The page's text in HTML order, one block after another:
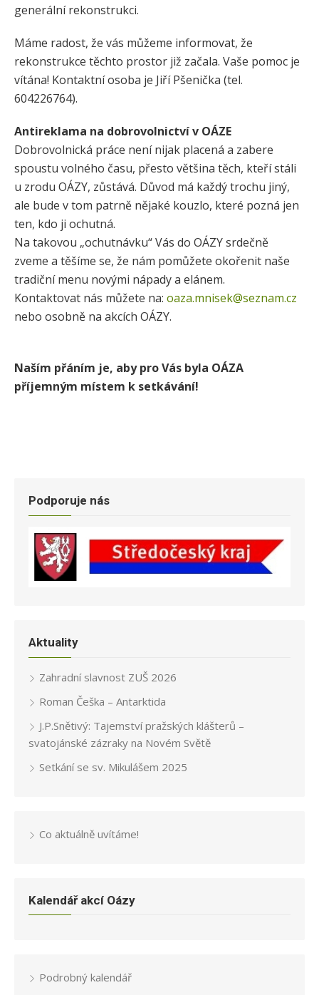
generální rekonstrukci.
Máme radost, že vás můžeme informovat, že
rekonstrukce těchto prostor již začala. Vaše pomoc je
vítána! Kontaktní osoba je Jiří Pšenička (tel.
604226764).
Antireklama na dobrovolnictví v OÁZE
Dobrovolnická práce není nijak placená a zabere
spoustu volného času, přesto většina těch, kteří stáli
u zrodu OÁZY, zůstává. Důvod má každý trochu jiný,
ale bude v tom patrně nějaké kouzlo, které pozná jen
ten, kdo ji ochutná.
Na takovou „ochutnávku“ Vás do OÁZY srdečně
zveme a těšíme se, že nám pomůžete okořenit naše
tradiční menu novými nápady a elánem.
Kontaktovat nás můžete na: oaza.mnisek@seznam.cz
nebo osobně na akcích OÁZY.
Naším přáním je, aby pro Vás byla OÁZA
příjemným místem k setkávání!
Podporuje nás
Aktuality
Zahradní slavnost ZUŠ 2026
Roman Češka – Antarktida
J.P.Snětivý: Tajemství pražských klášterů –
svatojánské zázraky na Novém Světě
Setkání se sv. Mikulášem 2025
Co aktuálně uvítáme!
Kalendář akcí Oázy
Podrobný kalendář